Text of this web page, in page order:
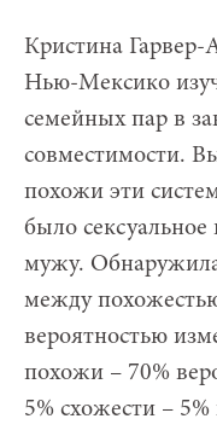
Кристина Гарвер-
Нью-Мексико
семейных пар в
совместимости.
похожи эти
было
мужу.
между
вероятностью
похожи – 70%
5% схожести –